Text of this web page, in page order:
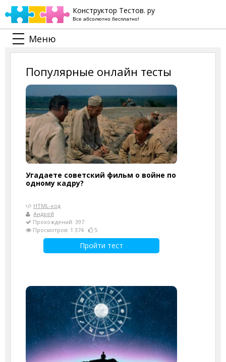
Конструктор Тестов. ру
Все абсолютно бесплатно!
Меню
Популярные онлайн тесты
Угадаете советский фильм о войне по
одному кадру?
HTML-код
Андрей
Прохождений: 397
Просмотров: 1 374
5
Пройти тест